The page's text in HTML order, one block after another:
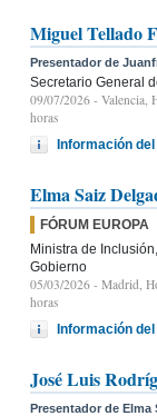
Miguel Tellado
Presentador de
Secretario General
09/07/2026 - Valencia,
horas
Información
Elma Saiz
FÓRUM EUROPA
Ministra de
Gobierno
05/03/2026 - Madrid,
horas
Información
José Luis
Presentador de Elma